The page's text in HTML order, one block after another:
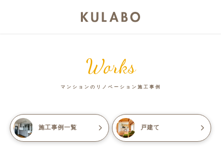
Works
マンションのリノベーション施工事例
施工事例一覧 戸建て